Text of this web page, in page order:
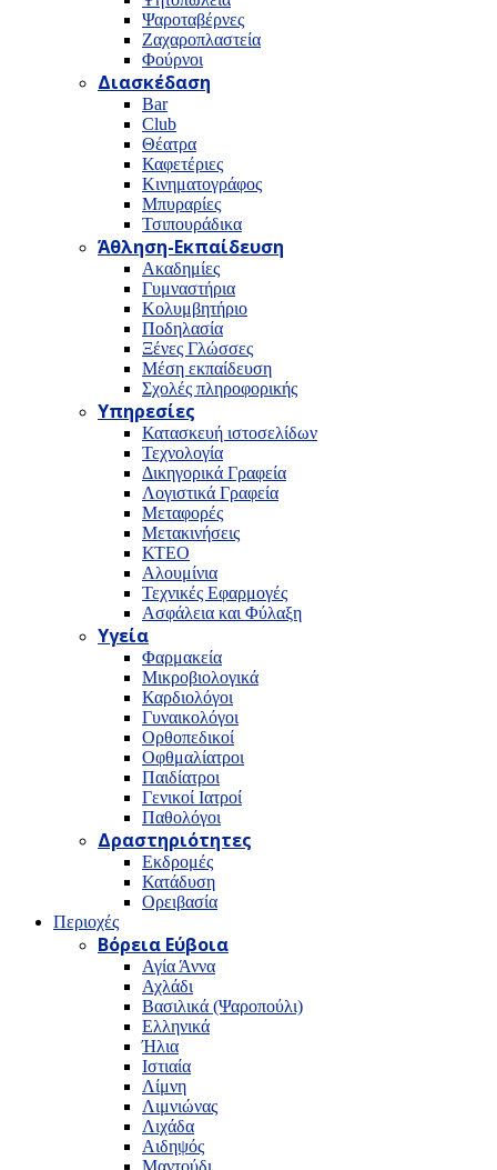
Ψαροταβέρνες
Ζαχαροπλαστεία
Φούρνοι
Διασκέδαση
Bar
Club
Θέατρα
Καφετέριες
Κινηματογράφος
Μπυραρίες
Τσιπουράδικα
Άθληση-Εκπαίδευση
Ακαδημίες
Γυμναστήρια
Κολυμβητήριο
Ποδηλασία
Ξένες Γλώσσες
Μέση εκπαίδευση
Σχολές πληροφορικής
Υπηρεσίες
Κατασκευή ιστοσελίδων
Τεχνολογία
Δικηγορικά Γραφεία
Λογιστικά Γραφεία
Μεταφορές
Μετακινήσεις
ΚΤΕΟ
Αλουμίνια
Τεχνικές Εφαρμογές
Ασφάλεια και Φύλαξη
Υγεία
Φαρμακεία
Μικροβιολογικά
Καρδιολόγοι
Γυναικολόγοι
Ορθοπεδικοί
Οφθμαλίατροι
Παιδίατροι
Γενικοί Ιατροί
Παθολόγοι
Δραστηριότητες
Εκδρομές
Κατάδυση
Ορειβασία
Περιοχές
Βόρεια Εύβοια
Αγία Άννα
Αχλάδι
Βασιλικά (Ψαροπούλι)
Ελληνικά
Ήλια
Ιστιαία
Λίμνη
Λιμνιώνας
Λιχάδα
Αιδηψός